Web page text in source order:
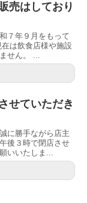
売はしており
７年９月をもって
は飲食店様や施設
せん。 ...
せていただき
に勝手ながら店主
後３時で閉店させ
いいたしま...